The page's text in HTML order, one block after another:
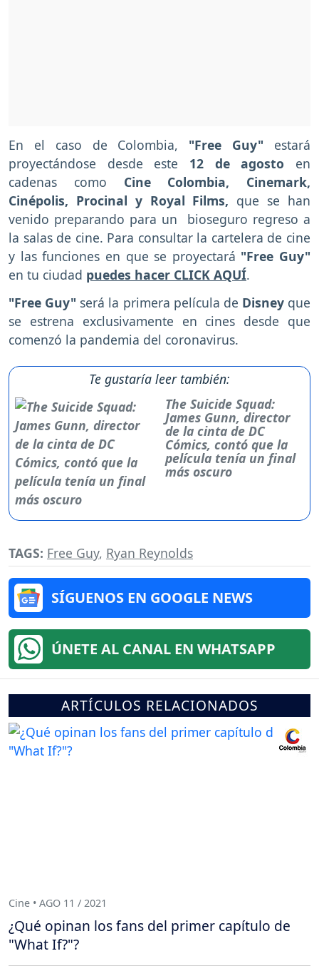
En el caso de Colombia, "Free Guy" estará
proyectándose desde este 12 de agosto en
cadenas como Cine Colombia,
Cinemark,
Cinépolis, Procinal y Royal Films, que se han
venido preparando para un bioseguro regreso a
la salas de cine. Para consultar la cartelera de cine
y las funciones en que se proyectará "Free Guy"
en tu ciudad puedes hacer CLICK AQUÍ.
"Free Guy" será la primera película de Disney que
se estrena exclusivamente en cines desde que
comenzó la pandemia del coronavirus.
Te gustaría leer también:
The Suicide Squad:
James Gunn, director
de la cinta de DC
Cómics, contó que la
película tenía un final
más oscuro
TAGS: Free Guy, Ryan Reynolds
SÍGUENOS EN GOOGLE NEWS
ÚNETE AL CANAL EN WHATSAPP
ARTÍCULOS RELACIONADOS
Cine • AGO 11 / 2021
¿Qué opinan los fans del primer capítulo de
"What If?"?